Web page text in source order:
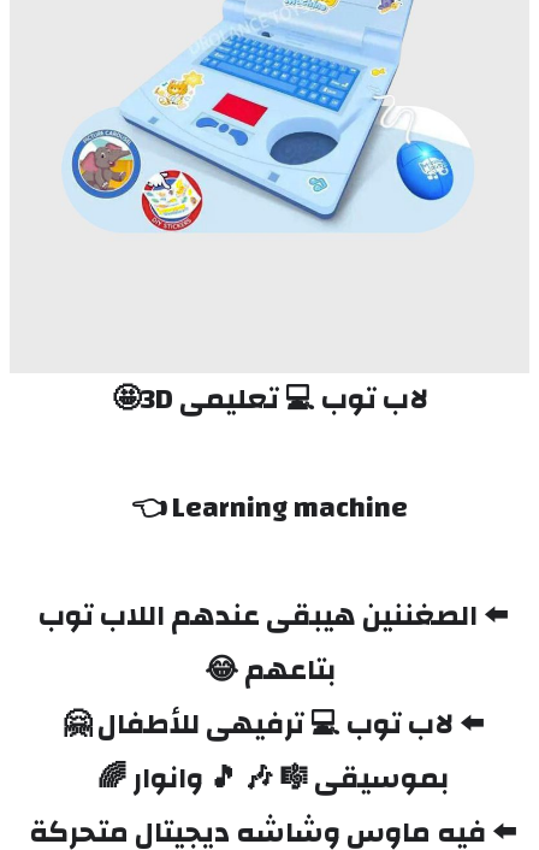
لاب توب 💻 تعليمى 3D🤩
Learning machine 👈
بتاعهم 😂
بموسيقى 🎼 🎶 🎵 وانوار 🌈